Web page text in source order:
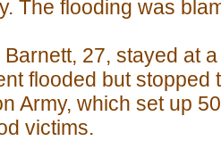
The flooding was
27, stayed at
flooded but
Army, which set up
victims.